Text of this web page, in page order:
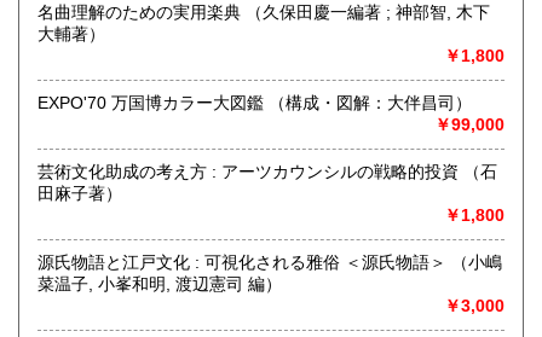
名曲理解のための実用楽典 （久保田慶一編著 ; 神部智, 木下
大輔著）
￥1,800
EXPO'70 万国博カラー大図鑑 （構成・図解：大伴昌司）
￥99,000
芸術文化助成の考え方 : アーツカウンシルの戦略的投資 （石
田麻子著）
￥1,800
源氏物語と江戸文化 : 可視化される雅俗 ＜源氏物語＞ （小嶋
菜温子, 小峯和明, 渡辺憲司 編）
￥3,000